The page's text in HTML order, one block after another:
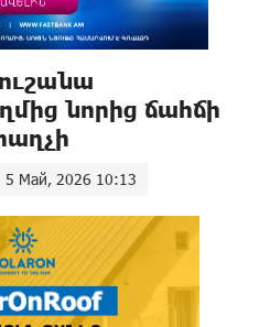
նորից ճահճի
5 Май, 2026 10:13